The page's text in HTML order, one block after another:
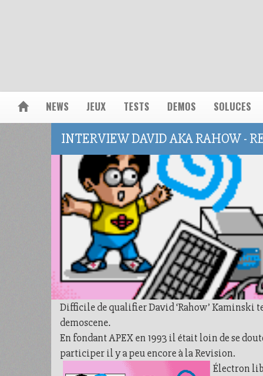
NEWS JEUX TESTS DEMOS SOLUCES
INTERVIEW DAVID AKA RAHOW -
Difficile de qualifier David ‘Rahow’ Kaminski
demoscene.
En fondant APEX en 1993 il était loin de se
participer il y a peu encore à la Revision.
Électron